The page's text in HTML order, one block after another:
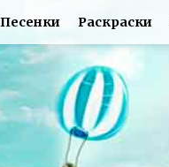
Песенки Раскраски